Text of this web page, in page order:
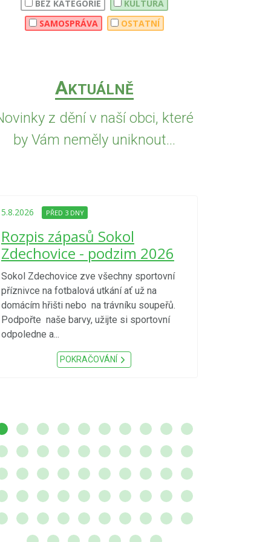
BEZ KATEGORIE
KULTURA
SAMOSPRÁVA
OSTATNÍ
AKTUÁLNĚ
z dění v naší obci, které
by Vám neměly uniknout...
5.8.2026 PŘED 3 DNY
Rozpis zápasů Sokol
Zdechovice - podzim 2026
Sokol Zdechovice zve všechny sportovní
příznivce na fotbalová utkání ať už na
domácím hřišti nebo na trávníku soupeřů.
Podpořte naše barvy, užijte si sportovní
odpoledne a...
POKRAČOVÁNÍ